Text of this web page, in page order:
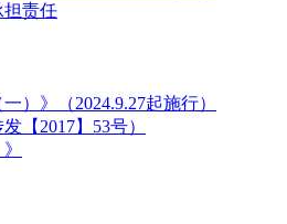
担责任
）》（2024.9.27起施行）
【2017】53号）